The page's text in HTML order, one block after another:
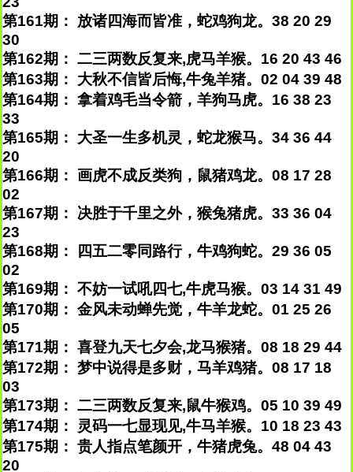
第161期： 放诸四海而皆准，蛇鸡狗龙。38 20 29
30
第162期： 二三两数反复来,虎马羊猴。16 20 43 46
第163期： 大秋不信皆后悔,牛兔羊猪。02 04 39 48
第164期： 拿着鸡毛当令箭，羊狗马虎。16 38 23
33
第165期： 大圣一生多机灵，蛇龙猴马。34 36 44
20
第166期： 画虎不成反类狗，鼠猪鸡龙。08 17 28
02
第167期： 决胜于千里之外，猴兔猪虎。33 36 04
23
第168期： 四五二零同路行，牛鸡狗蛇。29 36 05
02
第169期： 不妨一试吼四七,牛虎马猴。03 14 31 49
第170期： 金风未动蝉先觉，牛羊龙蛇。01 25 26
05
第171期： 喜登九天七夕会,龙马猴猪。08 18 29 44
第172期： 梦中说得是多财，马羊鸡猪。08 17 18
03
第173期： 二三两数反复来,鼠牛猴鸡。05 10 39 49
第174期： 灵码一七显现见,牛马羊猴。10 18 23 43
第175期： 贵人指点笔颜开，牛猪虎兔。48 04 43
20